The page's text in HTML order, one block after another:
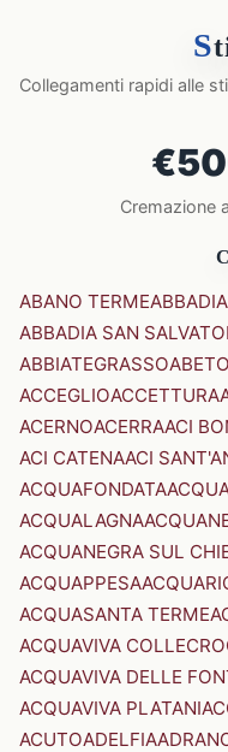
S
Collegamenti rapidi alle
Cremazione
ABANO TERME
ABBADIA SAN
ABBIATEGRASSO
ACCEGLIOACCETTURA
ACERNOACERRAACI
ACI CATENAACI
ACQUAFONDATA
ACQUALAGNA
ACQUANEGRA SUL
ACQUAPPESA
ACQUASANTA TERME
ACQUAVIVA
ACQUAVIVA DELLE
ACQUAVIVA PLATANI
ACUTOADELFIA